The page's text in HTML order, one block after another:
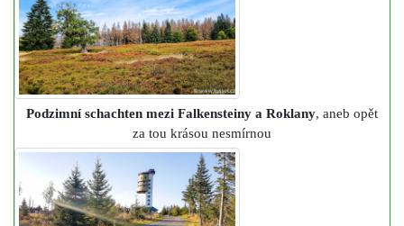
Podzimní schachten mezi Falkensteiny a Roklany, aneb opět
za tou krásou nesmírnou